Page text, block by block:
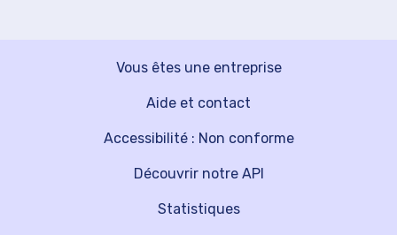
Vous êtes une entreprise
Découvrir notre API
Aide et contact
Statistiques
Accessibilité : Non conforme